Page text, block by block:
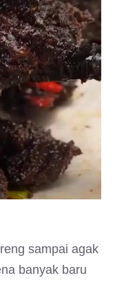
sampai agak
banyak baru